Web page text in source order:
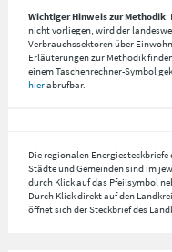
Wichtiger Hinweis zur Methodik:
nicht vorliegen, wird der
Verbrauchssektoren über
Erläuterungen zur Methodik
einem Taschenrechner-Symbol
hierabrufbar.
Die regionalen
Städte und Gemeinden sind im
durch Klick auf das Pfeilsymbol
Durch Klick direkt auf den
öffnet sich der Steckbrief des